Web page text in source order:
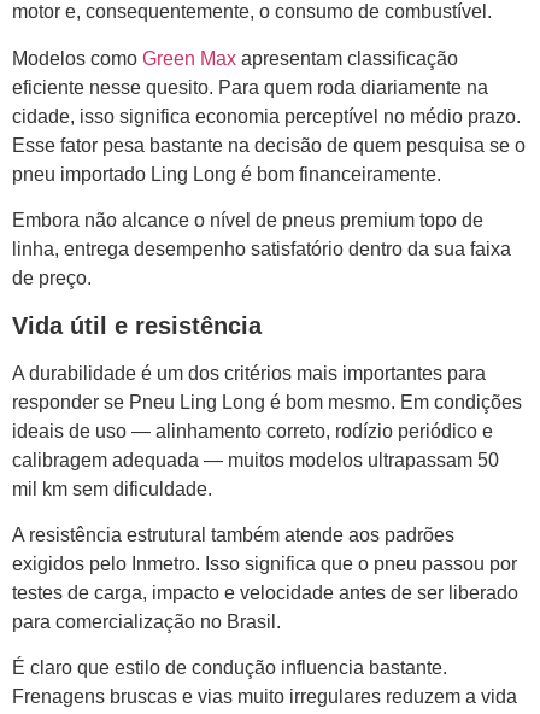
motor e, consequentemente, o consumo de combustível.
Modelos como Green Max apresentam classificação
eficiente nesse quesito. Para quem roda diariamente na
cidade, isso significa economia perceptível no médio prazo.
Esse fator pesa bastante na decisão de quem pesquisa se o
pneu importado Ling Long é bom financeiramente.
Embora não alcance o nível de pneus premium topo de
linha, entrega desempenho satisfatório dentro da sua faixa
de preço.
Vida útil e resistência
A durabilidade é um dos critérios mais importantes para
responder se Pneu Ling Long é bom mesmo. Em condições
ideais de uso — alinhamento correto, rodízio periódico e
calibragem adequada — muitos modelos ultrapassam 50
mil km sem dificuldade.
A resistência estrutural também atende aos padrões
exigidos pelo Inmetro. Isso significa que o pneu passou por
testes de carga, impacto e velocidade antes de ser liberado
para comercialização no Brasil.
É claro que estilo de condução influencia bastante.
Frenagens bruscas e vias muito irregulares reduzem a vida